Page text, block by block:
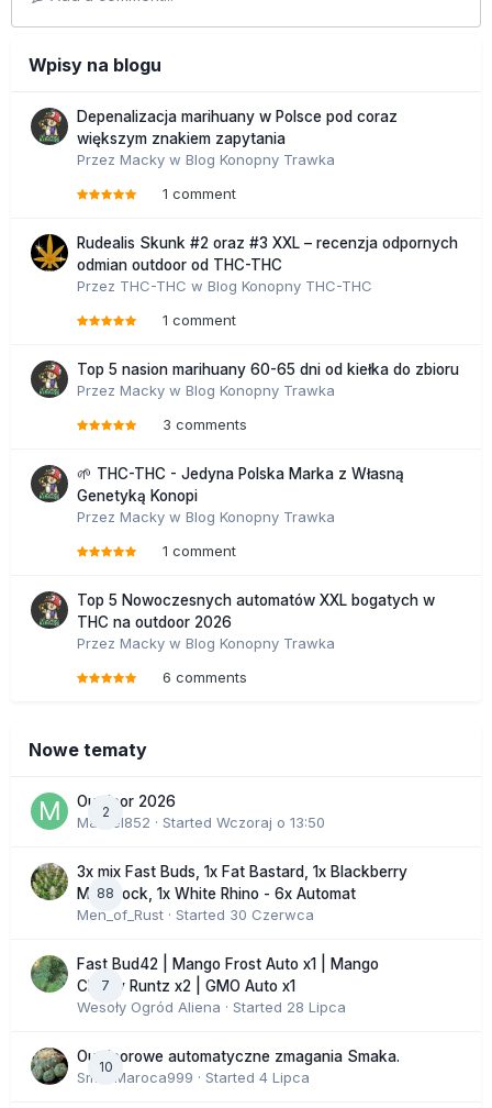
Wpisy na blogu
Depenalizacja marihuany w Polsce pod coraz
większym znakiem zapytania
Przez Macky w Blog Konopny Trawka
1 comment
Rudealis Skunk #2 oraz #3 XXL – recenzja odpornych
odmian outdoor od THC-THC
Przez THC-THC w Blog Konopny THC-THC
1 comment
Top 5 nasion marihuany 60-65 dni od kiełka do zbioru
Przez Macky w Blog Konopny Trawka
3 comments
🌱 THC-THC - Jedyna Polska Marka z Własną
Genetyką Konopi
Przez Macky w Blog Konopny Trawka
1 comment
Top 5 Nowoczesnych automatów XXL bogatych w
THC na outdoor 2026
Przez Macky w Blog Konopny Trawka
6 comments
Nowe tematy
2
Outdoor 2026
Marcel852 · Started Wczoraj o 13:50
88
3x mix Fast Buds, 1x Fat Bastard, 1x Blackberry
Moonrock, 1x White Rhino - 6x Automat
Men_of_Rust · Started 30 Czerwca
7
Fast Bud42 | Mango Frost Auto x1 | Mango
Cherry Runtz x2 | GMO Auto x1
Wesoły Ogród Aliena · Started 28 Lipca
10
Outdoorowe automatyczne zmagania Smaka.
SmakMaroca999 · Started 4 Lipca